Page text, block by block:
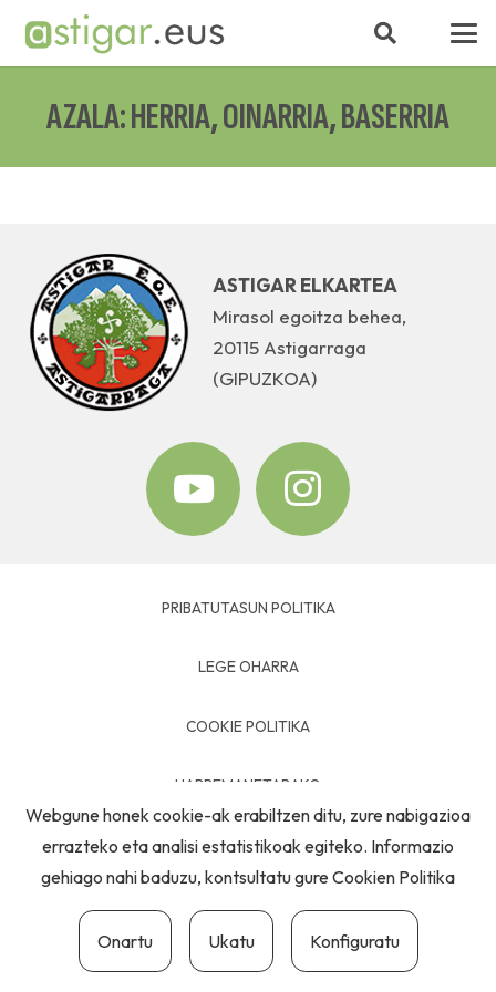
AZALA: HERRIA, OINARRIA, BASERRIA
ASTIGAR ELKARTEA
Mirasol egoitza behea,
20115 Astigarraga
(GIPUZKOA)
PRIBATUTASUN POLITIKA
LEGE OHARRA
COOKIE POLITIKA
HARREMANETARAKO
Webgune honek cookie-ak erabiltzen ditu, zure nabigazioa
errazteko eta analisi estatistikoak egiteko. Informazio
gehiago nahi baduzu, kontsultatu gureCookien Politika
Onartu Ukatu Konfiguratu